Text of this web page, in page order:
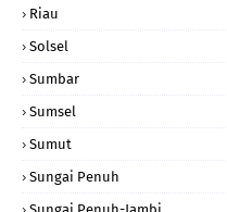
Riau
Solsel
Sumbar
Sumsel
Sumut
Sungai Penuh